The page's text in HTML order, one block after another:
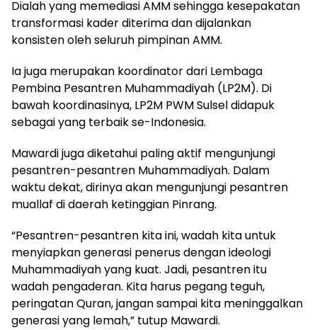
Dialah yang memediasi AMM sehingga kesepakatan
transformasi kader diterima dan dijalankan
konsisten oleh seluruh pimpinan AMM.
Ia juga merupakan koordinator dari Lembaga
Pembina Pesantren Muhammadiyah (LP2M). Di
bawah koordinasinya, LP2M PWM Sulsel didapuk
sebagai yang terbaik se-Indonesia.
Mawardi juga diketahui paling aktif mengunjungi
pesantren-pesantren Muhammadiyah. Dalam
waktu dekat, dirinya akan mengunjungi pesantren
muallaf di daerah ketinggian Pinrang.
“Pesantren-pesantren kita ini, wadah kita untuk
menyiapkan generasi penerus dengan ideologi
Muhammadiyah yang kuat. Jadi, pesantren itu
wadah pengaderan. Kita harus pegang teguh,
peringatan Quran, jangan sampai kita meninggalkan
generasi yang lemah,” tutup Mawardi.